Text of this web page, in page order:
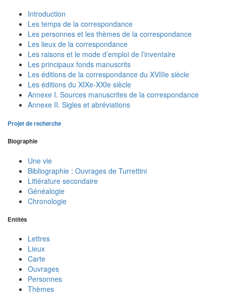
Introduction
Les temps de la correspondance
Les personnes et les thèmes de la correspondance
Les lieux de la correspondance
Les raisons et le mode d’emploi de l’inventaire
Les principaux fonds manuscrits
Les éditions de la correspondance du XVIIIe siècle
Les éditions du XIXe-XXIe siècle
Annexe I. Sources manuscrites de la correspondance
Annexe II. Sigles et abréviations
Projet de recherche
Biographie
Une vie
Bibliographie : Ouvrages de Turrettini
Littérature secondaire
Généalogie
Chronologie
Entités
Lettres
Lieux
Carte
Ouvrages
Personnes
Thèmes